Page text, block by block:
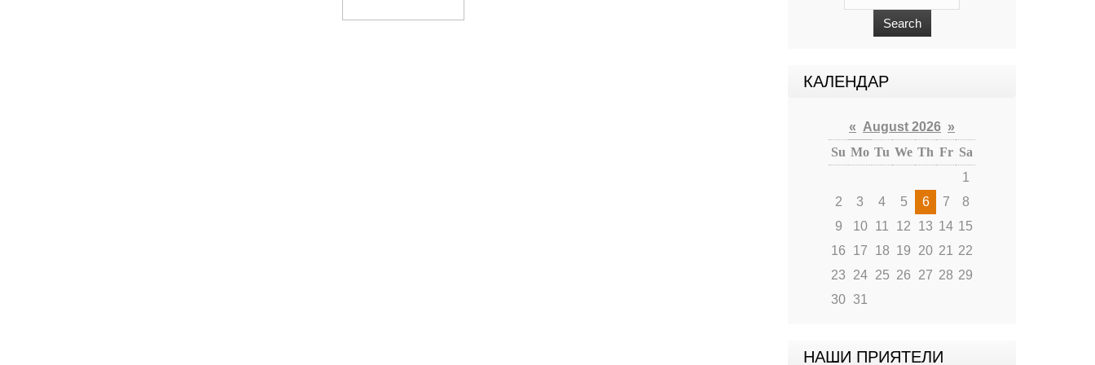
КАЛЕНДАР
« August 2026 »
Su Mo Tu We Th Fr Sa
1
2
3 4 5 6 7
8
9
10 11 12 13 14 15
16
17 18 19 20 21
22
23
24 25 26 27 28 29
30 31
НАШИ ПРИЯТЕЛИ